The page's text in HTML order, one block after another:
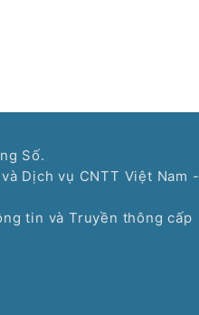
Số.
Dịch vụ CNTT Việt Nam -
tin và Truyền thông cấp